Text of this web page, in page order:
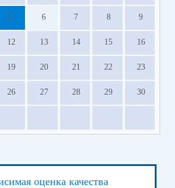
5 6 7 8 9
12 13 14 15 16
19 20 21 22 23
26 27 28 29 30
оценка качества